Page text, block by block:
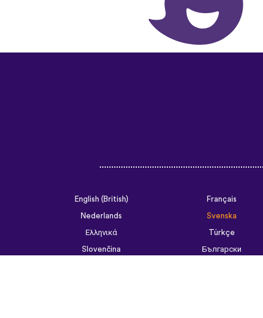
English (British) Français
Nederlands
Svenska
Ελληνικά
Türkçe
Slovenčina
Български